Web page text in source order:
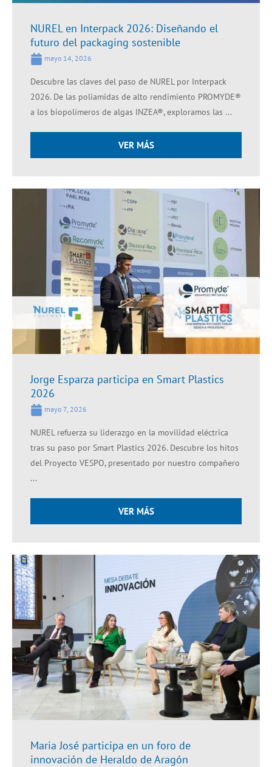
NUREL en Interpack 2026: Diseñando el
futuro del packaging sostenible
mayo 14, 2026
Descubre las claves del paso de NUREL por Interpack
2026. De las poliamidas de alto rendimiento PROMYDE®
a los biopolímeros de algas INZEA®, exploramos las ...
VER MÁS
Jorge Esparza participa en Smart Plastics
2026
mayo 7, 2026
NUREL refuerza su liderazgo en la movilidad eléctrica
tras su paso por Smart Plastics 2026. Descubre los hitos
del Proyecto VESPO, presentado por nuestro compañero
...
VER MÁS
Maria José participa en un foro de
innovación de Heraldo de Aragón